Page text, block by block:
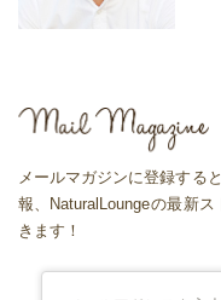
メールマガジンに登録する
報、NaturalLoungeの最新
きます！